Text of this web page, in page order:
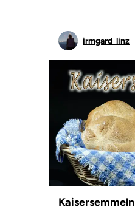
irmgard_linz
Kaisersemmeln